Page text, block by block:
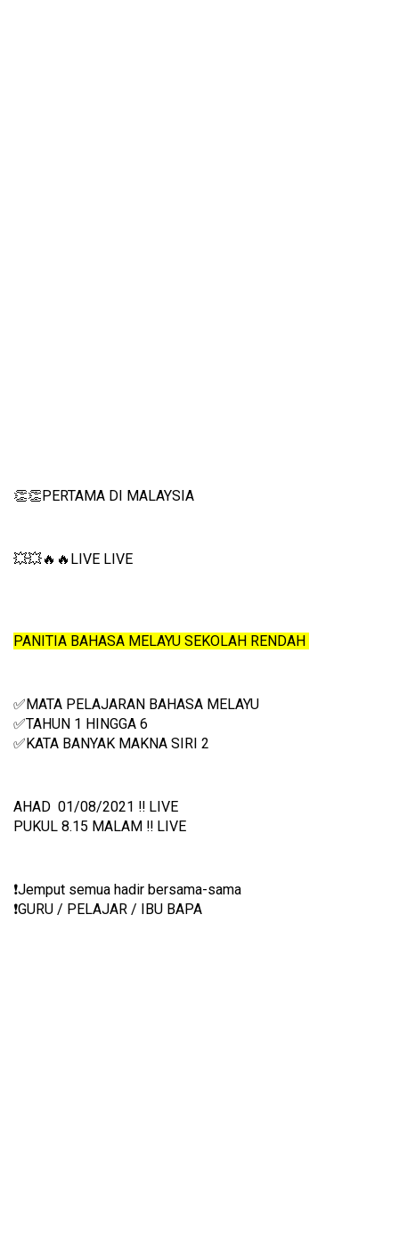
👏👏PERTAMA DI MALAYSIA
💥💥🔥🔥LIVE LIVE
PANITIA BAHASA MELAYU SEKOLAH RENDAH
✅MATA PELAJARAN BAHASA MELAYU
✅TAHUN 1 HINGGA 6
✅KATA BANYAK MAKNA SIRI 2
AHAD  01/08/2021 ‼️ LIVE
PUKUL 8.15 MALAM ‼️ LIVE
❗️Jemput semua hadir bersama-sama
❗️GURU / PELAJAR / IBU BAPA